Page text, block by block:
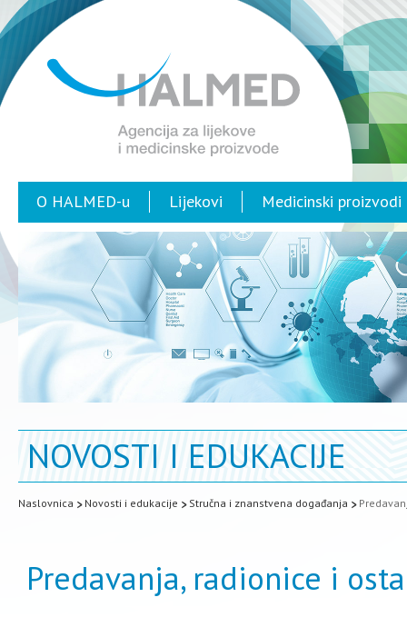
O HALMED-u Lijekovi Medicinski proizvodi
NOVOSTI I EDUKACIJE
Naslovnica Novosti i edukacije Stručna i znanstvena događanja
Predavanja, radionice i